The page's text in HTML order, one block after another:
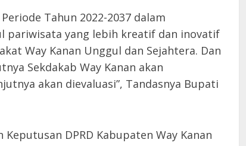
Tahun 2022-2037 dalam
pariwisata yang lebih kreatif dan inovatif
Way Kanan Unggul dan Sejahtera. Dan
Sekdakab Way Kanan akan
akan dievaluasi”, Tandasnya Bupati
DPRD Kabupaten Way Kanan